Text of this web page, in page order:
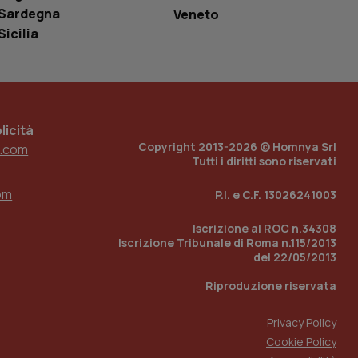
Veneto
Copyright 2013-2026 © Homnya Srl
Tutti i diritti sono riservati
P.I. e C.F. 13026241003
Iscrizione al ROC n.34308
Iscrizione Tribunale di Roma n.115/2013
del 22/05/2013
Riproduzione riservata
Privacy Policy
Cookie Policy
il sito, ma un
di accesso per
per mantenere
traccia
incorporati
del sito web sta
di